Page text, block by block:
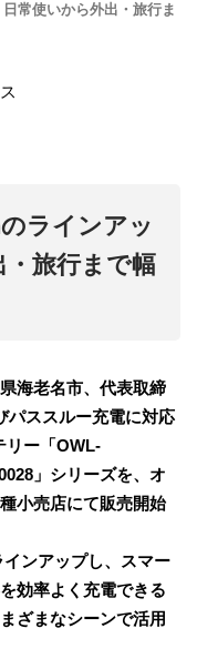
常使いから外出・旅行ま
ラインアッ
旅行まで幅
海老名市、代表取締
パススルー充電に対応
リー「OWL-
」シリーズを、オ
小売店にて販売開始
ンアップし、スマー
効率よく充電できる
ざまなシーンで活用